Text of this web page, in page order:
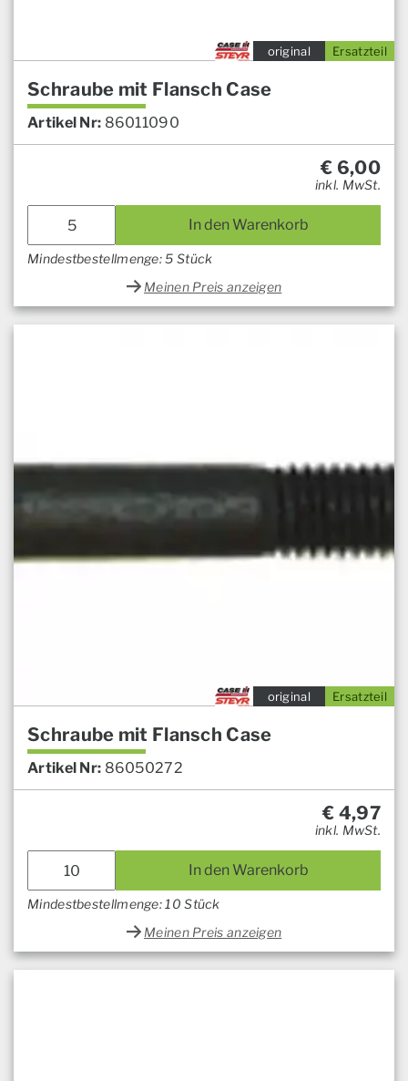
Ersatzteil
original
Schraube mit Flansch Case
Artikel Nr: 86011090
€ 6,00
inkl. MwSt.
In den Warenkorb
Mindestbestellmenge: 5 Stück
Meinen Preis anzeigen
Ersatzteil
original
Schraube mit Flansch Case
Artikel Nr: 86050272
€ 4,97
inkl. MwSt.
In den Warenkorb
Mindestbestellmenge: 10 Stück
Meinen Preis anzeigen